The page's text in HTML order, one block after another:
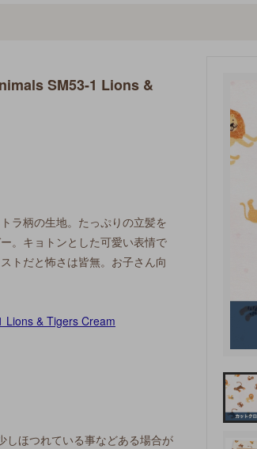
SM53-1 Lions &
ラ柄の生地。たっぷりの立髪を
。キョトンとした可愛い表情で
トだと怖さは皆無。お子さん向
しほつれている事などある場合が